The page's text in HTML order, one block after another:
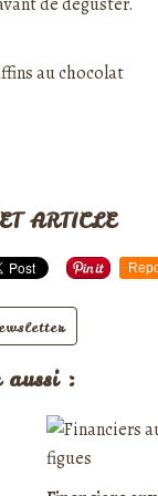
ARTICLE
aussi :